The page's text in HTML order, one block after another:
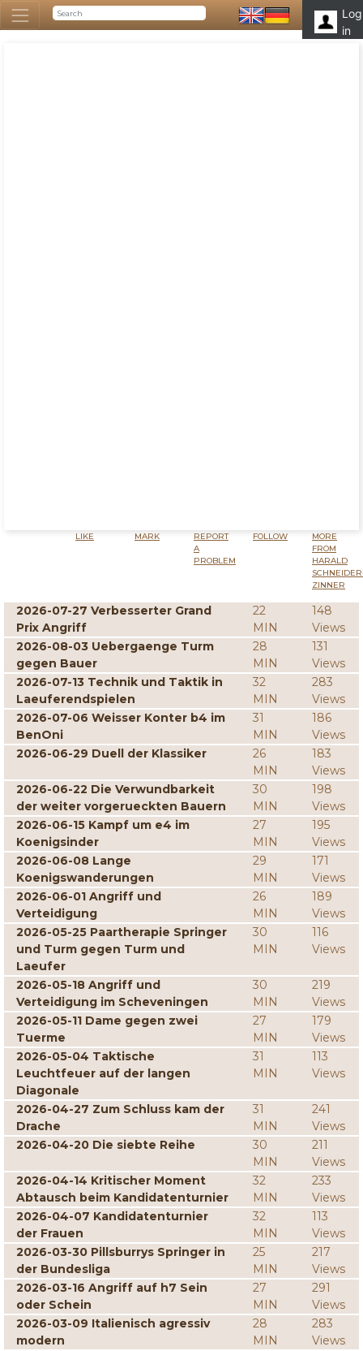
Log
in
LIKE MARK
REPORT
A
PROBLEM
FOLLOW
MORE
FROM
HARALD
ZINNER
2026-07-27 Verbesserter Grand
Prix Angriff
22
MIN
148
Views
2026-08-03 Uebergaenge Turm
gegen Bauer
28
MIN
131
Views
2026-07-13 Technik und Taktik in
Laeuferendspielen
32
MIN
283
Views
2026-07-06 Weisser Konter b4 im
BenOni
31
MIN
186
Views
2026-06-29 Duell der Klassiker
26
MIN
183
Views
2026-06-22 Die Verwundbarkeit
der weiter vorgerueckten Bauern
30
MIN
198
Views
2026-06-15 Kampf um e4 im
Koenigsinder
27
MIN
195
Views
2026-06-08 Lange
Koenigswanderungen
29
MIN
171
Views
2026-06-01 Angriff und
Verteidigung
26
MIN
189
Views
2026-05-25 Paartherapie Springer
und Turm gegen Turm und
Laeufer
30
MIN
116
Views
2026-05-18 Angriff und
Verteidigung im Scheveningen
30
MIN
219
Views
2026-05-11 Dame gegen zwei
Tuerme
27
MIN
179
Views
2026-05-04 Taktische
Leuchtfeuer auf der langen
Diagonale
31
MIN
113
Views
2026-04-27 Zum Schluss kam der
Drache
31
MIN
241
Views
2026-04-20 Die siebte Reihe
30
MIN
211
Views
2026-04-14 Kritischer Moment
Abtausch beim Kandidatenturnier
32
MIN
233
Views
2026-04-07 Kandidatenturnier
der Frauen
32
MIN
113
Views
2026-03-30 Pillsburrys Springer in
der Bundesliga
25
MIN
217
Views
2026-03-16 Angriff auf h7 Sein
oder Schein
27
MIN
291
Views
2026-03-09 Italienisch agressiv
modern
28
MIN
283
Views